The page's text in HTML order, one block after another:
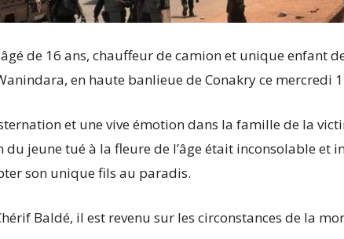
de 16 ans, chauffeur de camion et unique enfant
en haute banlieue de Conakry ce mercredi
et une vive émotion dans la famille de la
du jeune tué à la fleure de l’âge était inconsolable et
son unique fils au paradis.
Baldé, il est revenu sur les circonstances de la